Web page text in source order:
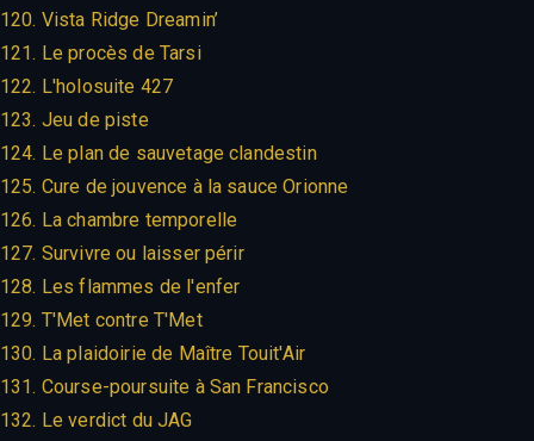
120. Vista Ridge Dreamin’
121. Le procès de Tarsi
122. L'holosuite 427
123. Jeu de piste
124. Le plan de sauvetage clandestin
125. Cure de jouvence à la sauce Orionne
126. La chambre temporelle
127. Survivre ou laisser périr
128. Les flammes de l'enfer
129. T'Met contre T'Met
130. La plaidoirie de Maître Touit'Air
131. Course-poursuite à San Francisco
132. Le verdict du JAG